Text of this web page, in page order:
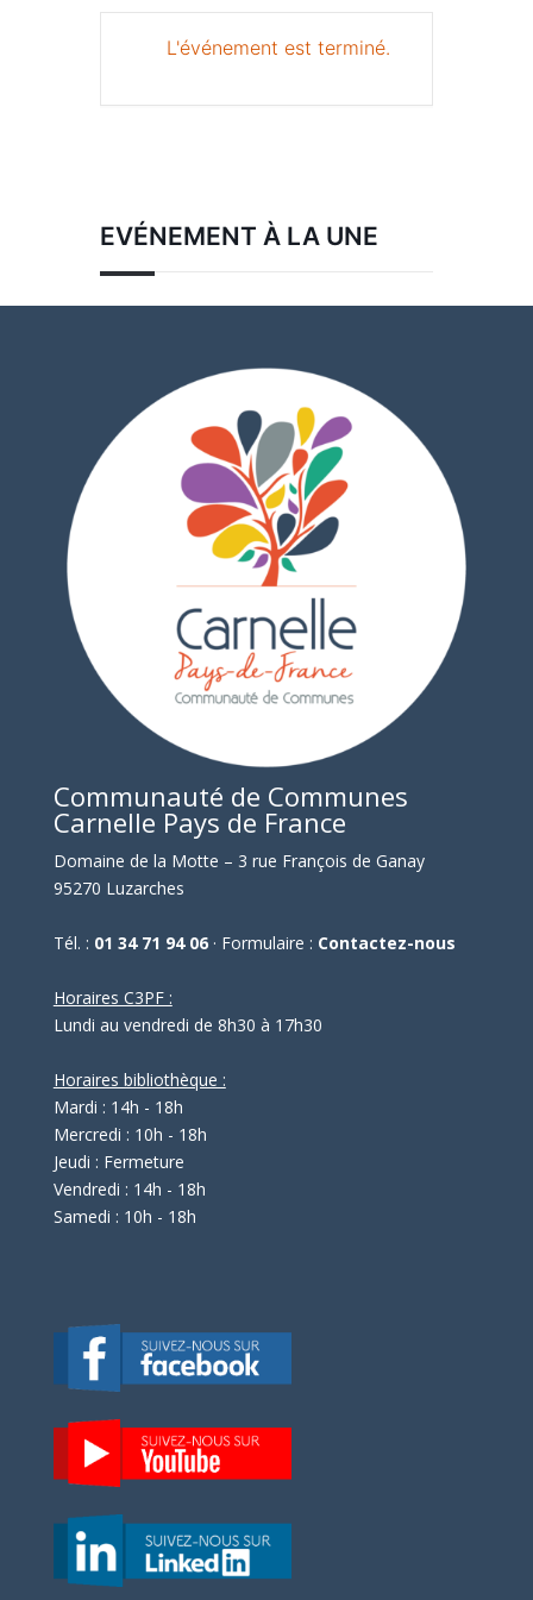
L'événement est terminé.
EVÉNEMENT À LA UNE
Communauté de Communes
Carnelle Pays de France
Domaine de la Motte – 3 rue François de Ganay
95270 Luzarches
Tél. : 01 34 71 94 06· Formulaire : Contactez-nous
Horaires C3PF :
Lundi au vendredi de 8h30 à 17h30
Horaires bibliothèque :
Mardi : 14h - 18h
Mercredi : 10h - 18h
Jeudi : Fermeture
Vendredi : 14h - 18h
Samedi : 10h - 18h